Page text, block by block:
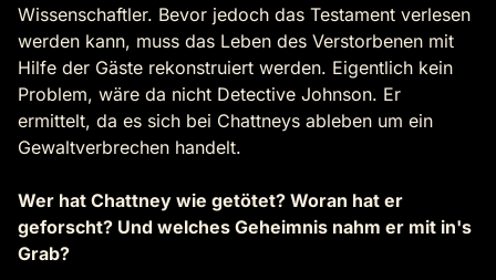
Wissenschaftler. Bevor jedoch das Testament verlesen
werden kann, muss das Leben des Verstorbenen mit
Hilfe der Gäste rekonstruiert werden. Eigentlich kein
Problem, wäre da nicht Detective Johnson. Er
ermittelt, da es sich bei Chattneys ableben um ein
Gewaltverbrechen handelt.
Wer hat Chattney wie getötet? Woran hat er
geforscht? Und welches Geheimnis nahm er mit in's
Grab?